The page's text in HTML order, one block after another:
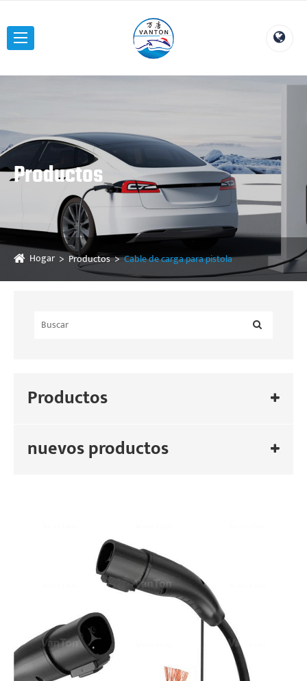
Productos
Hogar Productos Cable de carga para pistola
Productos
nuevos productos